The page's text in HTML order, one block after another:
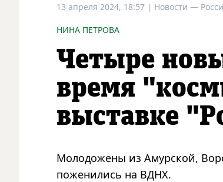
13 апреля 2024, 18:57 | Новости —
НИНА ПЕТРОВА
Четыре
время
выставке
Молодожены из Амурской,
поженились на ВДНХ.